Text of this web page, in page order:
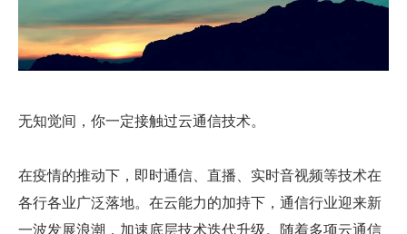
无知觉间，你一定接触过云通信技术。
在疫情的推动下，即时通信、直播、实时音视频等技术在
各行各业广泛落地。在云能力的加持下，通信行业迎来新
一波发展浪潮，加速底层技术迭代升级。随着多项云通信